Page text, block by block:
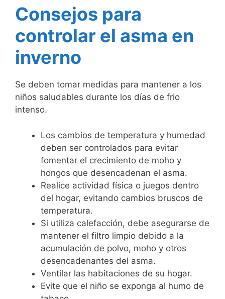
Consejos para
controlar el asma en
inverno
Se deben tomar medidas para mantener a los
niños saludables durante los días de frio
intenso.
Los cambios de temperatura y humedad
deben ser controlados para evitar
fomentar el crecimiento de moho y
hongos que desencadenan el asma.
Realice actividad física o juegos dentro
del hogar, evitando cambios bruscos de
temperatura.
Si utiliza calefacción, debe asegurarse de
mantener el filtro limpio debido a la
acumulación de polvo, moho y otros
desencadenantes del asma.
Ventilar las habitaciones de su hogar.
Evite que el niño se exponga al humo de